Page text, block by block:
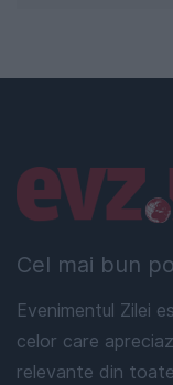
Cel mai bun
Evenimentul Zilei
celor care
relevante din
Linkuri utile